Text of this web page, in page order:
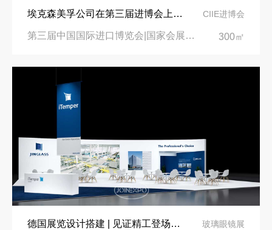
埃克森美孚公司在第三届进博会上展示非凡的展台搭建设计 CIIE进博会
第三届中国国际进口博览会|国家会展中心 300㎡
德国展览设计搭建 | 见证精工登场玻璃工业展览会 Glasstec 2024 玻璃眼镜展